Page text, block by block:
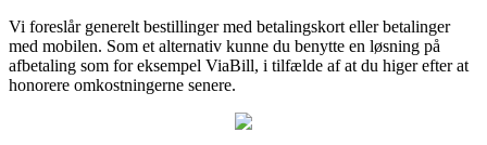
Vi foreslår generelt bestillinger med betalingskort eller betalinger
med mobilen. Som et alternativ kunne du benytte en løsning på
afbetaling som for eksempel ViaBill, i tilfælde af at du higer efter at
honorere omkostningerne senere.